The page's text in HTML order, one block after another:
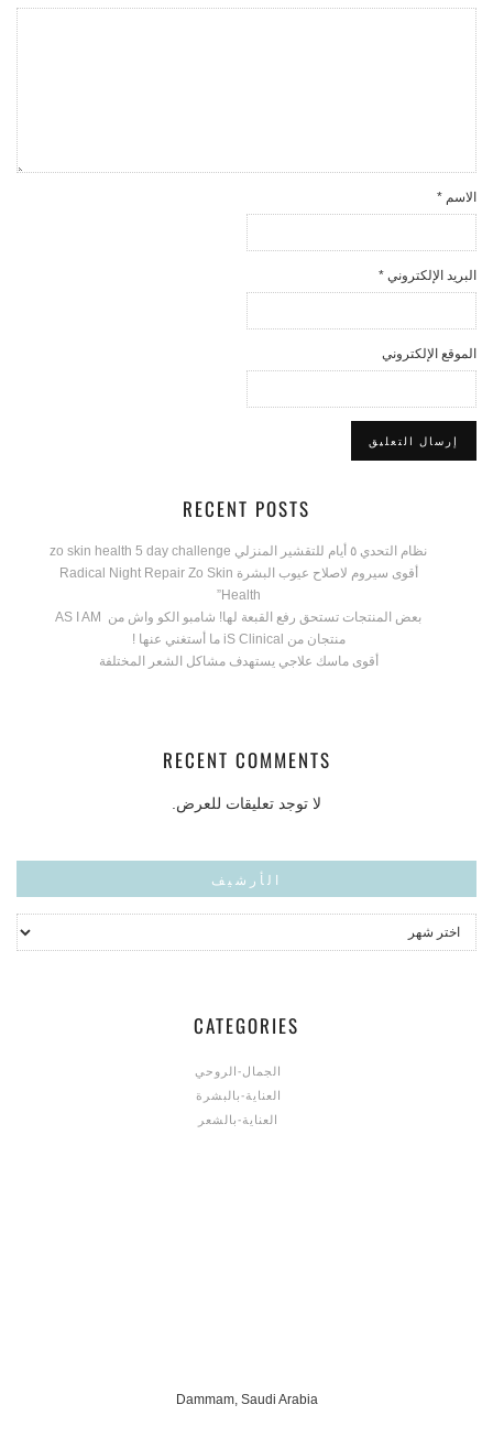
الاسم *
البريد الإلكتروني *
الموقع الإلكتروني
RECENT POSTS
نظام التحدي ٥ أيام للتقشير المنزلي zo skin health 5 day challenge
أقوى سيروم لاصلاح عيوب البشرة Radical Night Repair Zo Skin
Health”
بعض المنتجات تستحق رفع القبعة لها! شامبو الكو واش من AS I AM
منتجان من iS Clinical ما أستغني عنها !
أقوى ماسك علاجي يستهدف مشاكل الشعر المختلفة
RECENT COMMENTS
لا توجد تعليقات للعرض.
الأرشيف
CATEGORIES
الجمال-الروحي
العناية-بالبشرة
العناية-بالشعر
Dammam, Saudi Arabia